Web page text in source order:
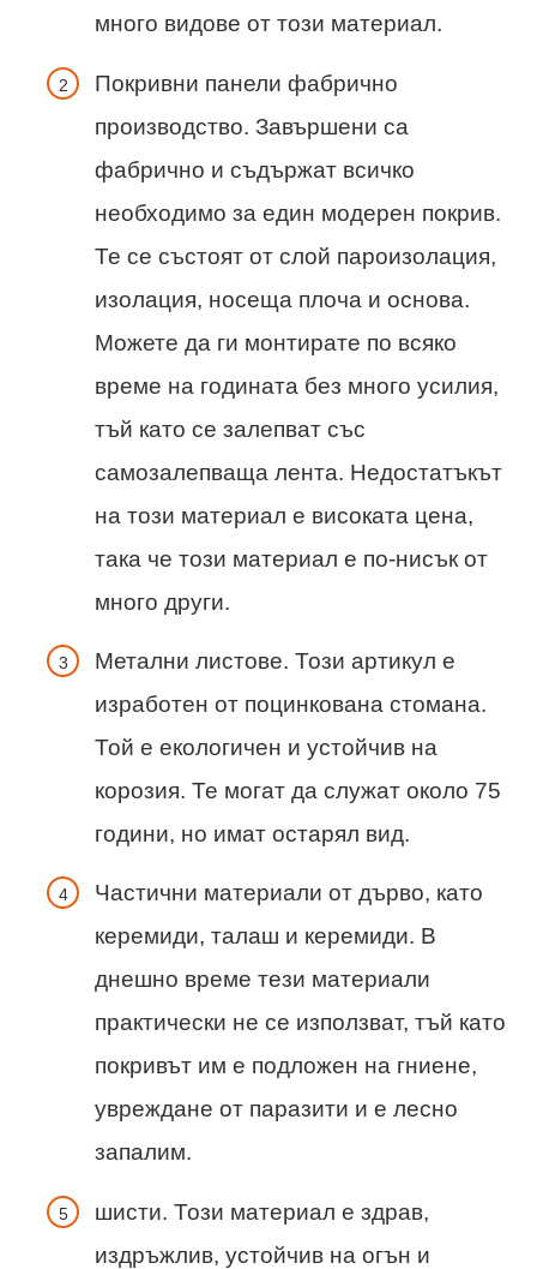
много видове от този материал.
Покривни панели фабрично
производство. Завършени са
фабрично и съдържат всичко
необходимо за един модерен покрив.
Те се състоят от слой пароизолация,
изолация, носеща плоча и основа.
Можете да ги монтирате по всяко
време на годината без много усилия,
тъй като се залепват със
самозалепваща лента. Недостатъкът
на този материал е високата цена,
така че този материал е по-нисък от
много други.
Метални листове. Този артикул е
изработен от поцинкована стомана.
Той е екологичен и устойчив на
корозия. Те могат да служат около 75
години, но имат остарял вид.
Частични материали от дърво, като
керемиди, талаш и керемиди. В
днешно време тези материали
практически не се използват, тъй като
покривът им е подложен на гниене,
увреждане от паразити и е лесно
запалим.
шисти. Този материал е здрав,
издръжлив, устойчив на огън и